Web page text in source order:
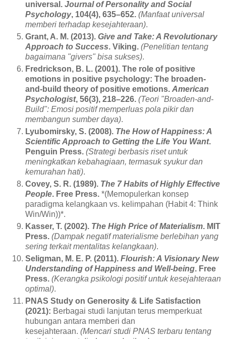
universal. Journal of Personality and Social
Psychology, 104(4), 635–652. (Manfaat universal
memberi terhadap kesejahteraan).
Grant, A. M. (2013). Give and Take: A Revolutionary
Approach to Success. Viking. (Penelitian tentang
bagaimana "givers" bisa sukses).
Fredrickson, B. L. (2001). The role of positive
emotions in positive psychology: The broaden-
and-build theory of positive emotions. American
Psychologist, 56(3), 218–226. (Teori "Broaden-and-
Build": Emosi positif memperluas pola pikir dan
membangun sumber daya).
Lyubomirsky, S. (2008). The How of Happiness: A
Scientific Approach to Getting the Life You Want.
Penguin Press. (Strategi berbasis riset untuk
meningkatkan kebahagiaan, termasuk syukur dan
kemurahan hati).
Covey, S. R. (1989). The 7 Habits of Highly Effective
People. Free Press. *(Memopulerkan konsep
paradigma kelangkaan vs. kelimpahan (Habit 4: Think
Win/Win))*.
Kasser, T. (2002). The High Price of Materialism. MIT
Press. (Dampak negatif materialisme berlebihan yang
sering terkait mentalitas kelangkaan).
Seligman, M. E. P. (2011). Flourish: A Visionary New
Understanding of Happiness and Well-being. Free
Press. (Kerangka psikologi positif untuk kesejahteraan
optimal).
PNAS Study on Generosity & Life Satisfaction
(2021): Berbagai studi lanjutan terus memperkuat
hubungan antara memberi dan
kesejahteraan. (Mencari studi PNAS terbaru tentang